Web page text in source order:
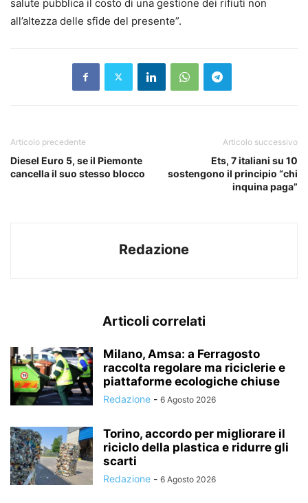
salute pubblica il costo di una gestione dei rifiuti non
all’altezza delle sfide del presente”.
Articolo precedente
Diesel Euro 5, se il Piemonte
cancella il suo stesso blocco
Articolo successivo
Ets, 7 italiani su 10
sostengono il principio “chi
inquina paga”
Redazione
Articoli correlati
Milano, Amsa: a Ferragosto
raccolta regolare ma riciclerie e
piattaforme ecologiche chiuse
Redazione - 6 Agosto 2026
Torino, accordo per migliorare il
riciclo della plastica e ridurre gli
scarti
Redazione - 6 Agosto 2026